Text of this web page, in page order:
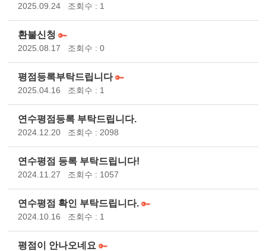
2025.09.24 조회수 : 1
환불신청
2025.08.17 조회수 : 0
평점등록부탁드립니다
2025.04.16 조회수 : 1
연수평점등록 부탁드립니다.
2024.12.20 조회수 : 2098
연수평점 등록 부탁드립니다!
2024.11.27 조회수 : 1057
연수평점 확인 부탁드립니다.
2024.10.16 조회수 : 1
평점이 안나오네요